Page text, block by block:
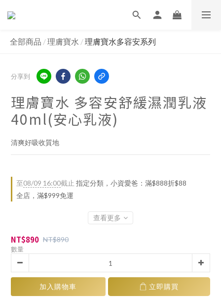
全部商品 /理膚寶水 /理膚寶水多容安系列
分享到
理膚寶水 多容安舒緩濕潤乳液
40ml(安心乳液)
清爽好吸收質地
至08/09 16:00截止 指定分類，小資愛爸：滿$888折$88
全店，滿$999免運
查看更多
NT$890 NT$890
數量
加入購物車 立即購買